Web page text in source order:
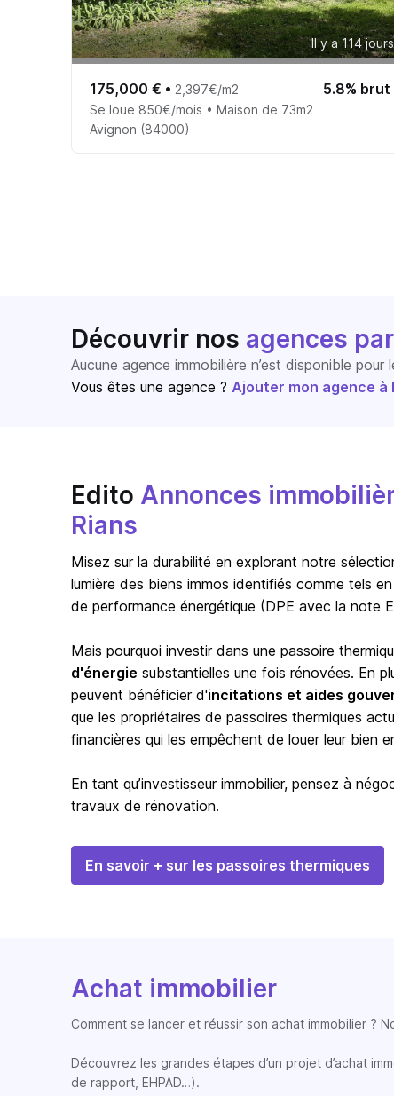
Il y a 114 jours
175,000 € • 2,397€/m2 5.8% brut
Se loue 850€/mois • Maison de 73m2
Avignon (84000)
Découvrir nos agences
Aucune agence immobilière n’est disponible pour
Vous êtes une agence ? Ajouter mon agence à
Edito Annonces
Rians
Misez sur la durabilité en explorant notre
lumière des biens immos identifiés comme tels
de performance énergétique (DPE avec la note
Mais pourquoi investir dans une passoire
d'énergie substantielles une fois rénovées. En
peuvent bénéficier d'incitations et aides
que les propriétaires de passoires thermiques
financières qui les empêchent de louer leur bien
En tant qu’investisseur immobilier, pensez à
travaux de rénovation.
En savoir + sur les passoires thermiques
Achat immobilier
Comment se lancer et réussir son achat immobilier ?
Découvrez les grandes étapes d’un projet d’achat
de rapport, EHPAD…).